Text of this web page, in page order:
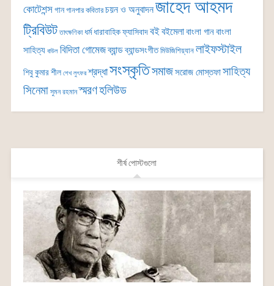
কোটেশন্সগান গানপার কবিতার চয়ন ও অনুবাদনজাহেদ আহমদ
ট্রিবিউট তাৎক্ষণিকা ধর্ম ধারাবাহিকফ্যাসিবাদবইবইমেলাবাংলা গানবাংলা
সাহিত্য বাউল বিদিতা গোমেজব্যান্ডব্যান্ডসংগীত মিউজিশিয়্যান লাইফস্টাইল
শিবু কুমার শীল শেখ লুৎফর শ্রদ্ধাসংস্কৃতিসমাজসরোজ মোস্তফাসাহিত্য
সিনেমা সুমন রহমান স্মরণহলিউড
শীর্ষ পোস্টগুলো